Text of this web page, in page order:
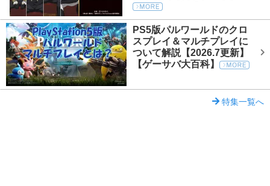
PS5版パルワールドのクロ
スプレイ＆マルチプレイに
ついて解説【2026.7更新】
【ゲーサバ大百科】
特集一覧へ